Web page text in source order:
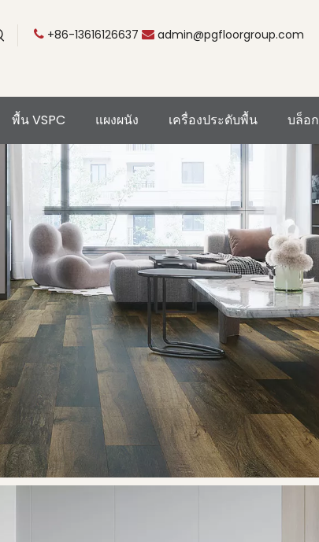
 +86-13616126637  admin@pgfloorgroup.com
พื้น VSPC แผงผนัง เครื่องประดับพื้น บล็อก